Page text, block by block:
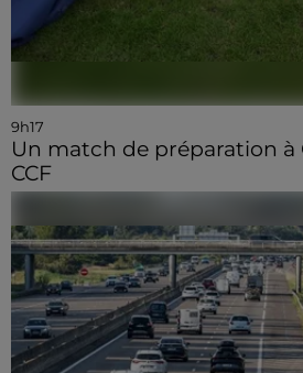
9h17
Un match de préparation à
CCF